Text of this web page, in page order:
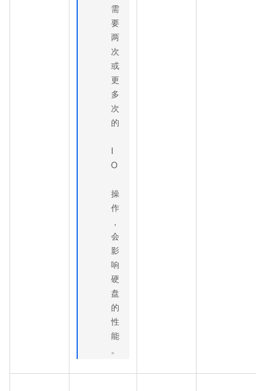
需
要
两
次
或
更
多
次
的
I
O
操
作
，
会
影
响
硬
盘
的
性
能
。